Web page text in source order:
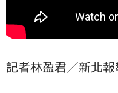
記者林盈君／新北